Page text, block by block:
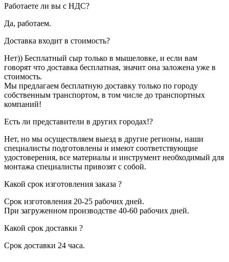
Работаете ли вы с НДС?
Да, работаем.
Доставка входит в стоимость?
Нет)) Бесплатный сыр только в мышеловке, и если вам
говорят что доставка бесплатная, значит она заложена уже в
стоимость.
Мы предлагаем бесплатную доставку только по городу
собственным транспортом, в том числе до транспортных
компаний!
Есть ли представители в других городах!?
Нет, но мы осуществляем выезд в другие регионы, наши
специалисты подготовлены и имеют соответствующие
удостоверения, все материалы и инструмент необходимый для
монтажа специалисты привозят с собой.
Какой срок изготовления заказа ?
Срок изготовления 20-25 рабочих дней.
При загруженном производстве 40-60 рабочих дней.
Какой срок доставки ?
Срок доставки 24 часа.